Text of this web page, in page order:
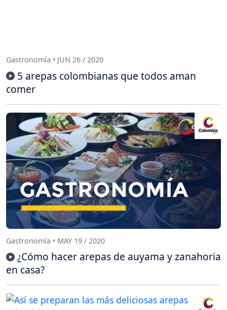
Gastronomía • JUN 26 / 2020
5 arepas colombianas que todos aman
comer
Gastronomía • MAY 19 / 2020
¿Cómo hacer arepas de auyama y zanahoria
en casa?